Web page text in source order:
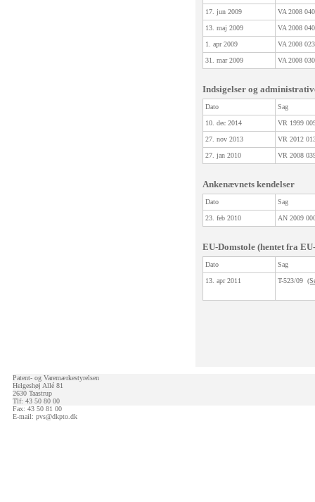
17. jun 2009 VA 2008
13. maj 2009 VA 2008
1. apr 2009 VA 2008
31. mar 2009 VA 2008
Indsigelser og
Dato Sag
10. dec 2014 VR 1999
27. nov 2013 VR 2012
27. jan 2010 VR 2008
Ankenævnets kendelser
Dato Sag
23. feb 2010 AN 2009
EU-Domstole (hentet fra
Dato Sag
13. apr 2011 T-523/09
Patent- og Varemærkestyrelsen
Helgeshøj Allé 81
2630 Taastrup
Tlf: 43 50 80 00
Fax: 43 50 81 00
E-mail: pvs@dkpto.dk